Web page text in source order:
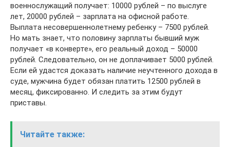
военнослужащий получает: 10000 рублей – по выслуге
лет, 20000 рублей – зарплата на офисной работе.
Выплата несовершеннолетнему ребенку – 7500 рублей.
Но мать знает, что половину зарплаты бывший муж
получает «в конверте», его реальный доход – 50000
рублей. Следовательно, он не доплачивает 5000 рублей.
Если ей удастся доказать наличие неучтенного дохода в
суде, мужчина будет обязан платить 12500 рублей в
месяц, фиксированно. И следить за этим будут
приставы.
Читайте также: